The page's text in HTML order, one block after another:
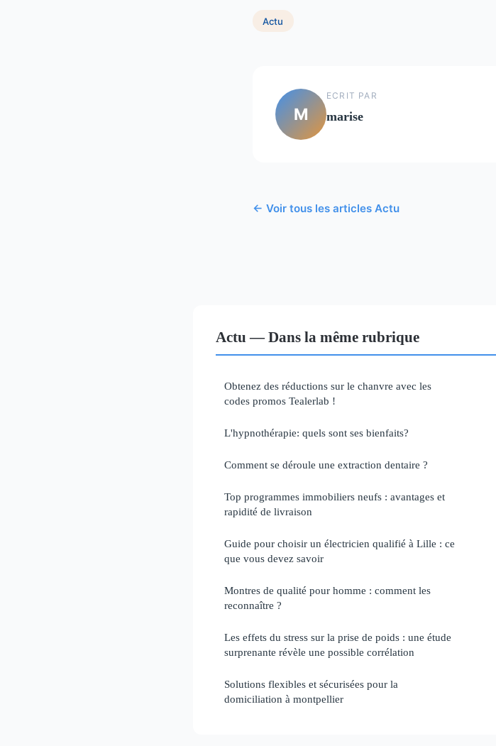
Actu
M
ECRIT PAR
marise
← Voir tous les articles Actu
Actu — Dans la même rubrique
Obtenez des réductions sur le chanvre avec les
codes promos Tealerlab !
L'hypnothérapie: quels sont ses bienfaits?
Comment se déroule une extraction dentaire ?
Top programmes immobiliers neufs : avantages et
rapidité de livraison
Guide pour choisir un électricien qualifié à Lille : ce
que vous devez savoir
Montres de qualité pour homme : comment les
reconnaître ?
Les effets du stress sur la prise de poids : une étude
surprenante révèle une possible corrélation
Solutions flexibles et sécurisées pour la
domiciliation à montpellier